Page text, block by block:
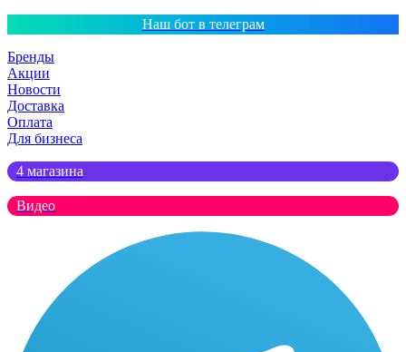
Наш бот в телеграм
Бренды
Акции
Новости
Доставка
Оплата
Для бизнеса
4 магазина
Видео